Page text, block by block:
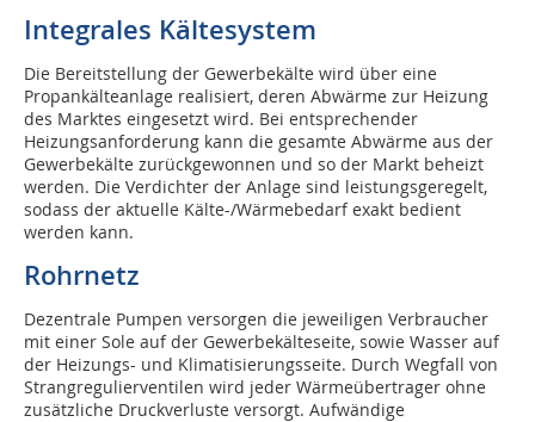
Integrales Kältesystem
Die Bereitstellung der Gewerbekälte wird über eine
Propankälteanlage realisiert, deren Abwärme zur Heizung
des Marktes eingesetzt wird. Bei entsprechender
Heizungsanforderung kann die gesamte Abwärme aus der
Gewerbekälte zurückgewonnen und so der Markt beheizt
werden. Die Verdichter der Anlage sind leistungsgeregelt,
sodass der aktuelle Kälte-/Wärmebedarf exakt bedient
werden kann.
Rohrnetz
Dezentrale Pumpen versorgen die jeweiligen Verbraucher
mit einer Sole auf der Gewerbekälteseite, sowie Wasser auf
der Heizungs- und Klimatisierungsseite. Durch Wegfall von
Strangregulierventilen wird jeder Wärmeübertrager ohne
zusätzliche Druckverluste versorgt. Aufwändige